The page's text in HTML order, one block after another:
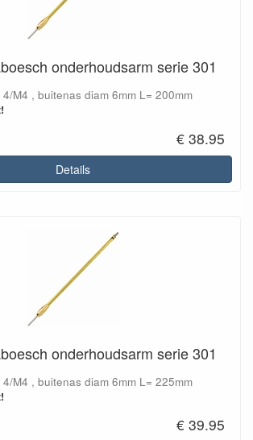
onderhoudsarm serie 301
M4 , buitenas diam 6mm L= 200mm
€ 38.95
Details
onderhoudsarm serie 301
M4 , buitenas diam 6mm L= 225mm
€ 39.95